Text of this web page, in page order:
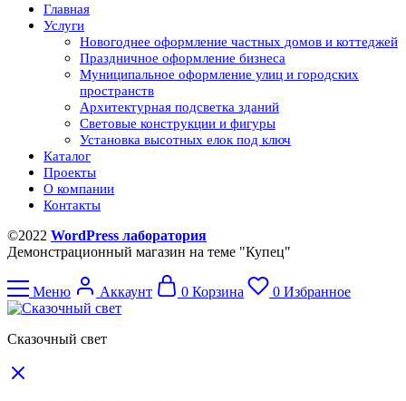
Главная
Услуги
Новогоднее оформление частных домов и коттеджей
Праздничное оформление бизнеса
Муниципальное оформление улиц и городских
пространств
Архитектурная подсветка зданий
Световые конструкции и фигуры
Установка высотных елок под ключ
Каталог
Проекты
О компании
Контакты
©2022 WordPress лаборатория
Демонстрационный магазин на теме "Купец"
Меню Аккаунт 0 Корзина 0 Избранное
Сказочный свет